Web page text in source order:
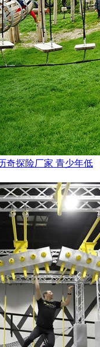
奇探险厂家 青少年低